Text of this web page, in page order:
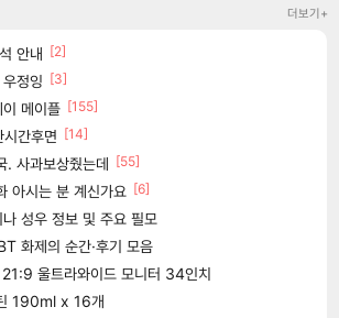
더보기+
안내 [2]
정잉 [3]
메이플 [155]
간후면 [14]
. 사과보상줬는데 [55]
아시는 분 계신가요 [6]
성우 정보 및 주요 필모
화제의 순간·후기 모음
울트라와이드 모니터 34인치
190ml x 16개